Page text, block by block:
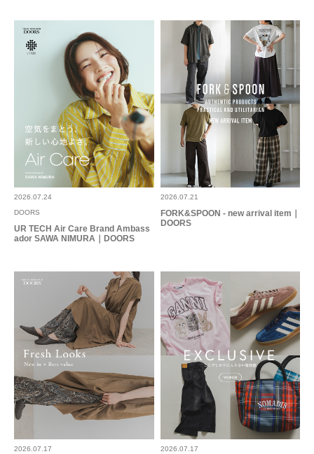
2026.07.24
DOORS
UR TECH Air Care Brand Ambass
ador SAWA NIMURA｜DOORS
2026.07.21
FORK&SPOON - new arrival item｜
DOORS
2026.07.17
2026.07.17